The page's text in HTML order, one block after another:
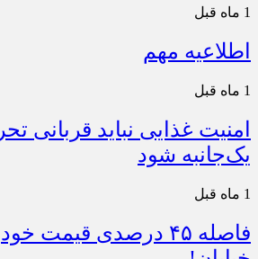
1 ماه قبل
اطلاعیه مهم
1 ماه قبل
امنیت غذایی نباید قربانی
یک‌جانبه شود
1 ماه قبل
فاصله ۴۵ درصدی قیمت